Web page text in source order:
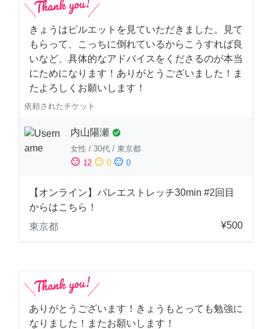
きょうはピルエットを見ていただきました。見て
もらって、こっちに倒れているからこうすれば良
いなど、具体的なアドバイスをくださるのが本当
にためになります！ありがとうございました！ま
たよろしくお願いします！
依頼されたチケット
内山陽瀬 check_circle
女性 / 30代 / 東京都
sentiment_satisfied 12 sentiment_neutral 0 sentiment_dissatisfied 0
【オンライン】バレエストレッチ30min #2回目
からはこちら！
東京都
¥500
ありがとうございます！きょうもとっても勉強に
なりました！またお願いします！